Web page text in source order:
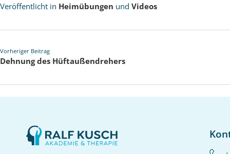
Veröffentlicht in Heimübungen und Videos
Vorheriger Beitrag
Dehnung des Hüftaußendrehers